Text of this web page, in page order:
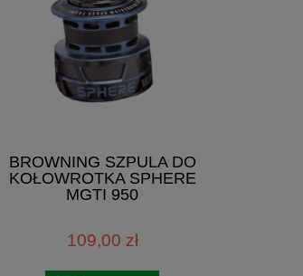
BROWNING SZPULA DO
KOŁOWROTKA SPHERE
MGTI 950
109,00 zł